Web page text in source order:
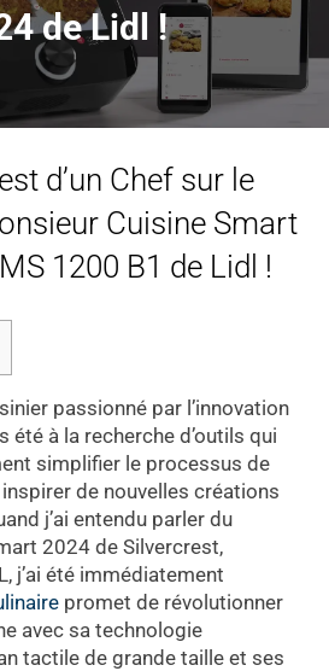
de Lidl !
d’un Chef sur le
Cuisine Smart
1200 B1 de Lidl !
passionné par l’innovation
été à la recherche d’outils qui
simplifier le processus de
de nouvelles créations
j’ai entendu parler du
2024 de Silvercrest,
j’ai été immédiatement
promet de révolutionner
avec sa technologie
tactile de grande taille et ses